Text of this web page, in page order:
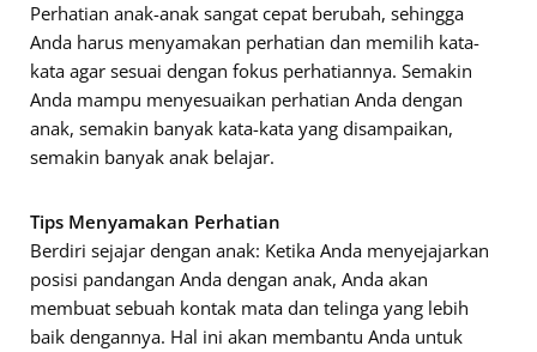
Perhatian anak-anak sangat cepat berubah, sehingga
Anda harus menyamakan perhatian dan memilih kata-
kata agar sesuai dengan fokus perhatiannya. Semakin
Anda mampu menyesuaikan perhatian Anda dengan
anak, semakin banyak kata-kata yang disampaikan,
semakin banyak anak belajar.
Tips Menyamakan Perhatian
Berdiri sejajar dengan anak: Ketika Anda menyejajarkan
posisi pandangan Anda dengan anak, Anda akan
membuat sebuah kontak mata dan telinga yang lebih
baik dengannya. Hal ini akan membantu Anda untuk